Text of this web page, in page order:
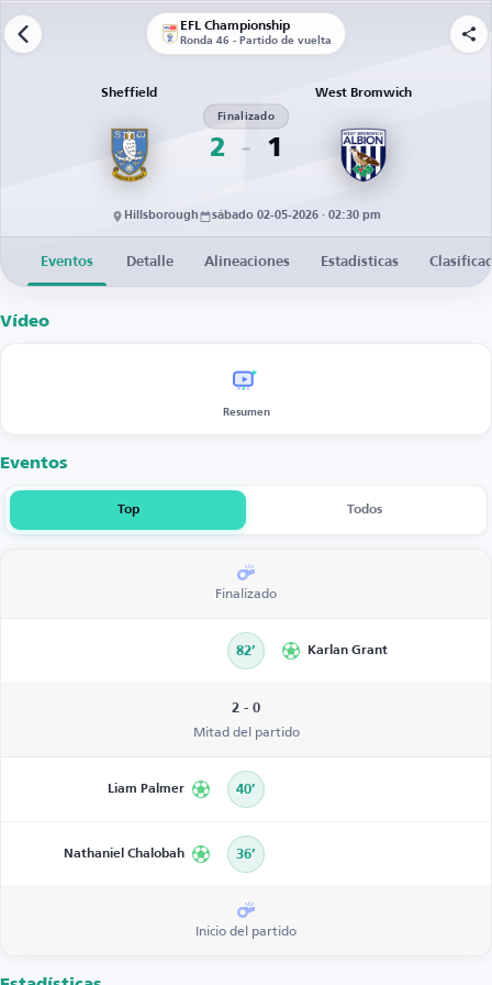
EFL Championship
Ronda 46 - Partido de vuelta
Sheffield
2
Finalizado
1
West Bromwich
Hillsborough sábado 02-05-2026 · 02:30 pm
Eventos Detalle Alineaciones Estadísticas
Vídeo
Resumen
Eventos
Top Todos
Finalizado
82’ Karlan Grant
2 - 0
Mitad del partido
Liam Palmer 40’
Nathaniel Chalobah 36’
Inicio del partido